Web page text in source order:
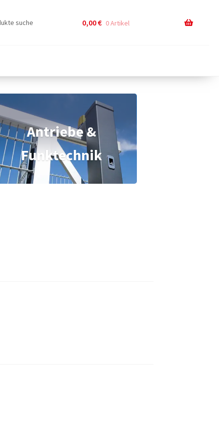
0,00€ 0 Artikel
Antriebe &
Funktechnik